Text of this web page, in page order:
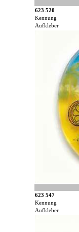
623 520
Kennung
Aufkleber
623 547
Kennung
Aufkleber